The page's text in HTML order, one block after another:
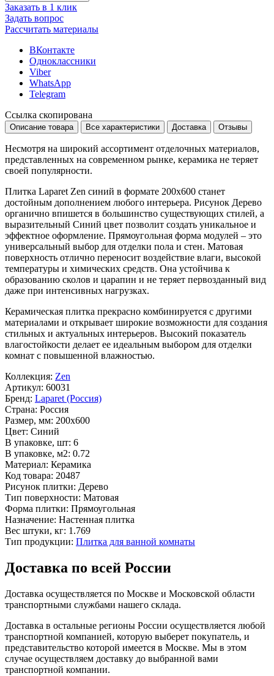
Заказать в 1 клик
Задать вопрос
Рассчитать материалы
ВКонтакте
Одноклассники
Viber
WhatsApp
Telegram
Ссылка скопирована
Описание товара Все характеристики Доставка Отзывы
Несмотря на широкий ассортимент отделочных материалов,
представленных на современном рынке, керамика не теряет
своей популярности.
Плитка Laparet Zen синий в формате 200x600 станет
достойным дополнением любого интерьера. Рисунок Дерево
органично впишется в большинство существующих стилей, а
выразительный Синий цвет позволит создать уникальное и
эффектное оформление. Прямоугольная форма модулей – это
универсальный выбор для отделки пола и стен. Матовая
поверхность отлично переносит воздействие влаги, высокой
температуры и химических средств. Она устойчива к
образованию сколов и царапин и не теряет первозданный вид
даже при интенсивных нагрузках.
Керамическая плитка прекрасно комбинируется с другими
материалами и открывает широкие возможности для создания
стильных и актуальных интерьеров. Высокий показатель
влагостойкости делает ее идеальным выбором для отделки
комнат с повышенной влажностью.
Коллекция: Zen
Артикул: 60031
Бренд: Laparet (Россия)
Страна: Россия
Размер, мм: 200x600
Цвет: Синий
В упаковке, шт: 6
В упаковке, м2: 0.72
Материал: Керамика
Код товара: 20487
Рисунок плитки: Дерево
Тип поверхности: Матовая
Форма плитки: Прямоугольная
Назначение: Настенная плитка
Вес штуки, кг: 1.769
Тип продукции: Плитка для ванной комнаты
Доставка по всей России
Доставка осуществляется по Москве и Московской области
транспортными службами нашего склада.
Доставка в остальные регионы России осуществляется любой
транспортной компанией, которую выберет покупатель, и
представительство которой имеется в Москве. Мы в этом
случае осуществляем доставку до выбранной вами
транспортной компании.